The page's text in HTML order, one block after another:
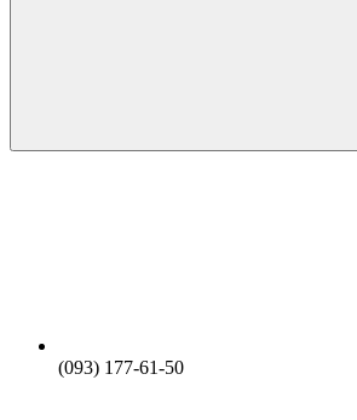
(093) 177-61-50